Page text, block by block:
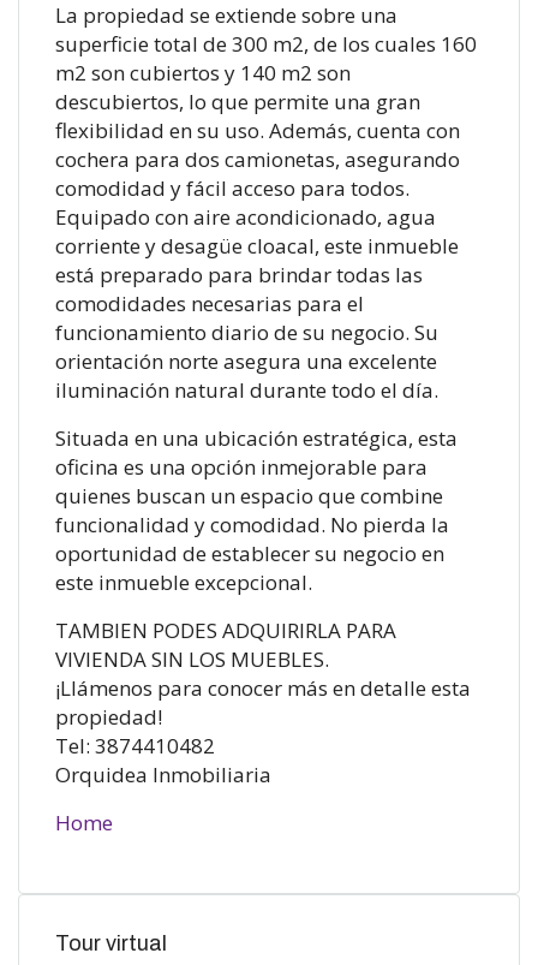
La propiedad se extiende sobre una
superficie total de 300 m2, de los cuales 160
m2 son cubiertos y 140 m2 son
descubiertos, lo que permite una gran
flexibilidad en su uso. Además, cuenta con
cochera para dos camionetas, asegurando
comodidad y fácil acceso para todos.
Equipado con aire acondicionado, agua
corriente y desagüe cloacal, este inmueble
está preparado para brindar todas las
comodidades necesarias para el
funcionamiento diario de su negocio. Su
orientación norte asegura una excelente
iluminación natural durante todo el día.
Situada en una ubicación estratégica, esta
oficina es una opción inmejorable para
quienes buscan un espacio que combine
funcionalidad y comodidad. No pierda la
oportunidad de establecer su negocio en
este inmueble excepcional.
TAMBIEN PODES ADQUIRIRLA PARA
VIVIENDA SIN LOS MUEBLES.
¡Llámenos para conocer más en detalle esta
propiedad!
Tel: 3874410482
Orquidea Inmobiliaria
Home
Tour virtual